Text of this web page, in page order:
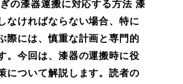
の漆器運搬に対応する方法 漆
なければならない場合、特に
際には、慎重な計画と専門的
。今回は、漆器の運搬時に役
について解説します。読者の